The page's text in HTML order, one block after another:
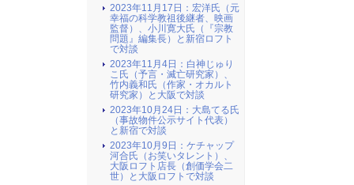
2023年11月17日：宏洋氏（元
幸福の科学教祖後継者、映画
監督）、小川寛大氏（『宗教
問題』編集長）と新宿ロフト
で対談
2023年11月4日：白神じゅり
こ氏（予言・滅亡研究家）、
竹内義和氏（作家・オカルト
研究家）と大阪で対談
2023年10月24日：大島てる氏
（事故物件公示サイト代表）
と新宿で対談
2023年10月9日：ケチャップ
河合氏（お笑いタレント）、
大阪ロフト店長（創価学会二
世）と大阪ロフトで対談